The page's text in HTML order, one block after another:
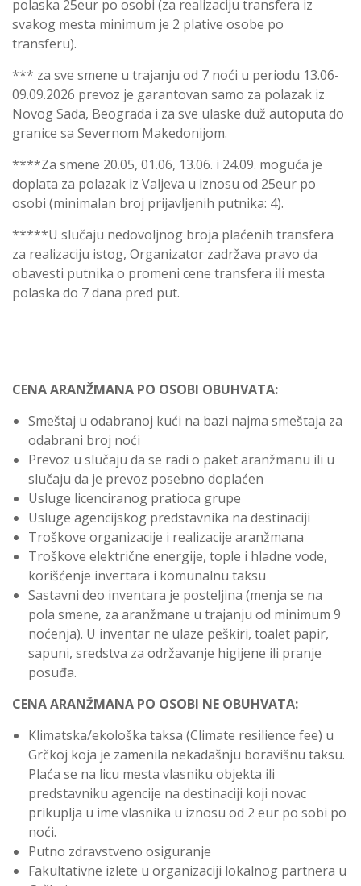
polaska 25eur po osobi (za realizaciju transfera iz
svakog mesta minimum je 2 plative osobe po
transferu).
*** za sve smene u trajanju od 7 noći u periodu 13.06-
09.09.2026 prevoz je garantovan samo za polazak iz
Novog Sada, Beograda i za sve ulaske duž autoputa do
granice sa Severnom Makedonijom.
****Za smene 20.05, 01.06, 13.06. i 24.09. moguća je
doplata za polazak iz Valjeva u iznosu od 25eur po
osobi (minimalan broj prijavljenih putnika: 4).
*****U slučaju nedovoljnog broja plaćenih transfera
za realizaciju istog, Organizator zadržava pravo da
obavesti putnika o promeni cene transfera ili mesta
polaska do 7 dana pred put.
CENA ARANŽMANA PO OSOBI OBUHVATA:
Smeštaj u odabranoj kući na bazi najma smeštaja za
odabrani broj noći
Prevoz u slučaju da se radi o paket aranžmanu ili u
slučaju da je prevoz posebno doplaćen
Usluge licenciranog pratioca grupe
Usluge agencijskog predstavnika na destinaciji
Troškove organizacije i realizacije aranžmana
Troškove električne energije, tople i hladne vode,
korišćenje invertara i komunalnu taksu
Sastavni deo inventara je posteljina (menja se na
pola smene, za aranžmane u trajanju od minimum 9
noćenja). U inventar ne ulaze peškiri, toalet papir,
sapuni, sredstva za održavanje higijene ili pranje
posuđa.
CENA ARANŽMANA PO OSOBI NE OBUHVATA:
Klimatska/ekološka taksa (Climate resilience fee) u
Grčkoj koja je zamenila nekadašnju boravišnu taksu.
Plaća se na licu mesta vlasniku objekta ili
predstavniku agencije na destinaciji koji novac
prikuplja u ime vlasnika u iznosu od 2 eur po sobi po
noći.
Putno zdravstveno osiguranje
Fakultativne izlete u organizaciji lokalnog partnera u